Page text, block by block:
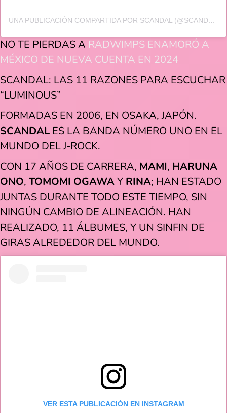
UNA PUBLICACIÓN COMPARTIDA POR SCANDAL (@SCANDAL_BAND_OFFICIAL)
NO TE PIERDAS A RADWIMPS ENAMORÓ A
MÉXICO DE NUEVA CUENTA EN 2024
SCANDAL: LAS 11 RAZONES PARA ESCUCHAR
“LUMINOUS”
FORMADAS EN 2006, EN OSAKA, JAPÓN.
SCANDAL ES LA BANDA NÚMERO UNO EN EL
MUNDO DEL J-ROCK.
CON 17 AÑOS DE CARRERA, MAMI, HARUNA
ONO, TOMOMI OGAWAY RINA; HAN ESTADO
JUNTAS DURANTE TODO ESTE TIEMPO, SIN
NINGÚN CAMBIO DE ALINEACIÓN. HAN
REALIZADO, 11 ÁLBUMES, Y UN SINFIN DE
GIRAS ALREDEDOR DEL MUNDO.
VER ESTA PUBLICACIÓN EN INSTAGRAM